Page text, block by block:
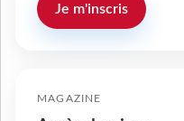
Je m'inscris
MAGAZINE